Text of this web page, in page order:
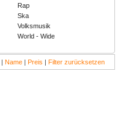
Rap
Ska
Volksmusik
World - Wide
Name Preis Filter zurücksetzen